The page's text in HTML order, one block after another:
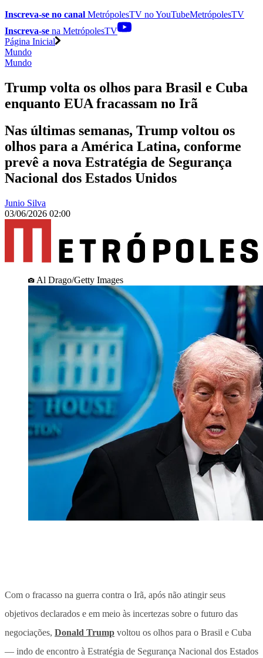
Inscreva-se no canal MetrópolesTV noYouTubeMetrópolesTV
Inscreva-se na MetrópolesTV
Página Inicial
Mundo
Mundo
Trump volta os olhos para Brasil e Cuba
enquanto EUA fracassam no Irã
Nas últimas semanas, Trump voltou os
olhos para a América Latina, conforme
prevê a nova Estratégia de Segurança
Nacional dos Estados Unidos
Junio Silva
03/06/2026 02:00
Al Drago/Getty Images
Com o fracasso na guerra contra o Irã, após não atingir seus
objetivos declarados e em meio às incertezas sobre o futuro das
negociações, Donald Trump voltou os olhos para o Brasil e Cuba
— indo de encontro à Estratégia de Segurança Nacional dos Estados